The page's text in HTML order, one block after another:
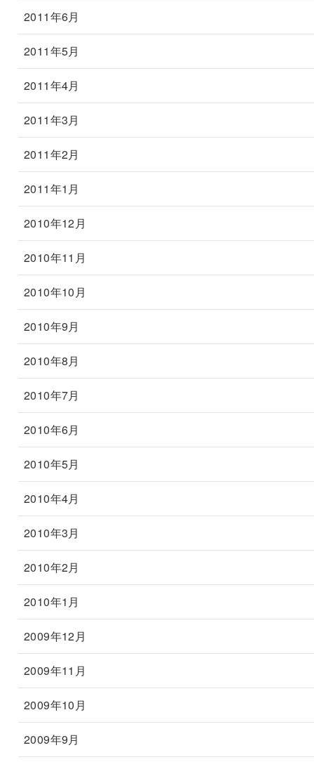
2011年6月
2011年5月
2011年4月
2011年3月
2011年2月
2011年1月
2010年12月
2010年11月
2010年10月
2010年9月
2010年8月
2010年7月
2010年6月
2010年5月
2010年4月
2010年3月
2010年2月
2010年1月
2009年12月
2009年11月
2009年10月
2009年9月